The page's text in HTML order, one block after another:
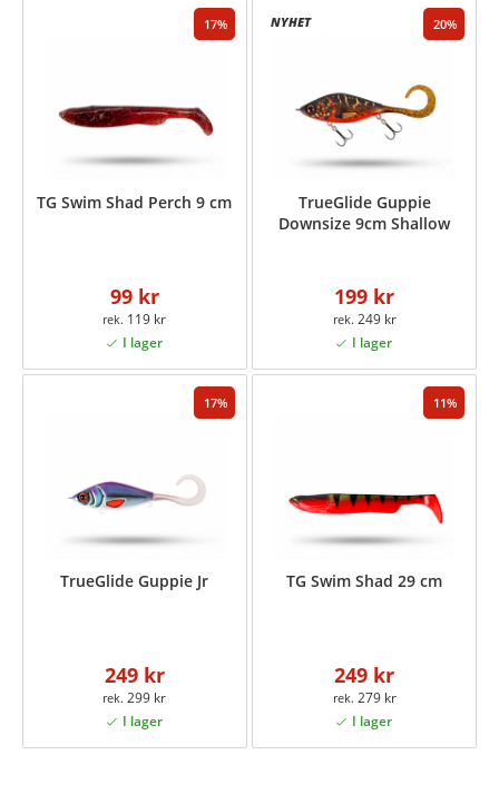
17
TG Swim Shad Perch 9 cm
99 kr
119 kr
20
TrueGlide Guppie
Downsize 9cm Shallow
199 kr
249 kr
17
TrueGlide Guppie Jr
249 kr
299 kr
11
TG Swim Shad 29 cm
249 kr
279 kr